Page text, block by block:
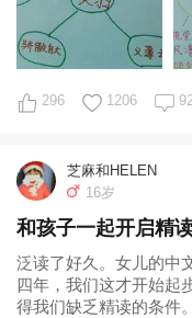
296 1206
芝麻和HELEN
16岁
和孩子一起开启精
泛读了好久。女儿的中
四年，我们这才开始起
得我们缺乏精读的条件